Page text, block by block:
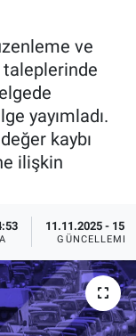
ve
taleplerinde
yayımladı.
kaybı
ilişkin
11.11.2025 -
GÜNCELLEME